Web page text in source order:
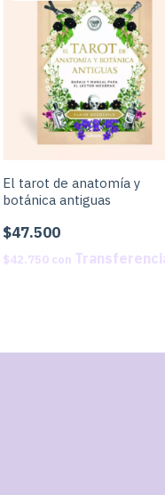
El tarot de anatomía y
botánica antiguas
$47.500
$42.750 con